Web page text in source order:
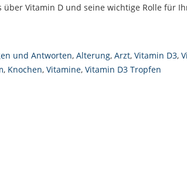
Vitamin D und seine wichtige Rolle für
und Antworten, Alterung, Arzt, Vitamin D3,
, Knochen, Vitamine, Vitamin D3 Tropfen